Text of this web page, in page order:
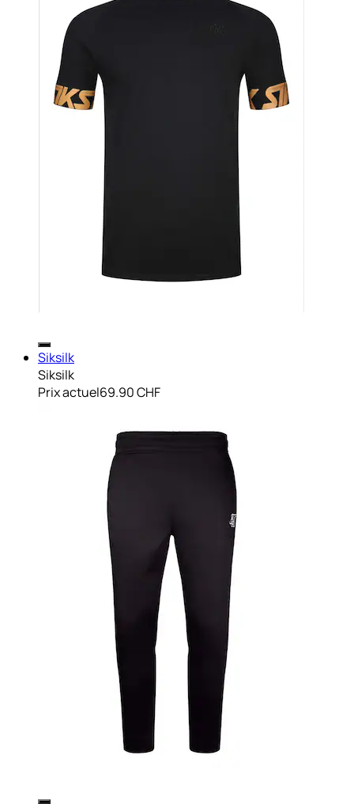
Siksilk
Siksilk
Prix actuel69.90 CHF